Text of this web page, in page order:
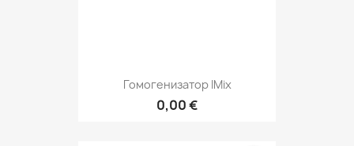
Гомогенизатор IMix
0,00 €